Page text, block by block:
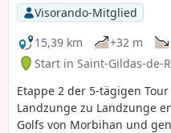
Visorando-Mitglied
15,39 km
+32 m
Start in Saint-Gildas-de-
Etappe 2 der 5-tägigen
Landzunge zu Landzunge
Golfs von Morbihan und